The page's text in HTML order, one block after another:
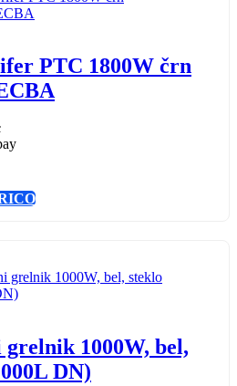
PTC 1800W črn
1000W, bel,
DN)